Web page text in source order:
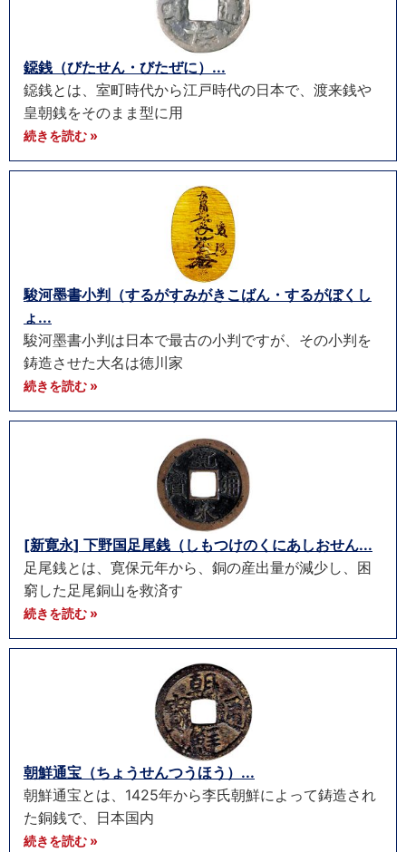
鐚銭（びたせん・びたぜに）...
鐚銭とは、室町時代から江戸時代の日本で、渡来銭や
皇朝銭をそのまま型に用
続きを読む »
駿河墨書小判（するがすみがきこばん・するがぼくし
ょ...
駿河墨書小判は日本で最古の小判ですが、その小判を
鋳造させた大名は徳川家
続きを読む »
[新寛永] 下野国足尾銭（しもつけのくにあしおせん...
足尾銭とは、寛保元年から、銅の産出量が減少し、困
窮した足尾銅山を救済す
続きを読む »
朝鮮通宝（ちょうせんつうほう）...
朝鮮通宝とは、1425年から李氏朝鮮によって鋳造され
た銅銭で、日本国内
続きを読む »